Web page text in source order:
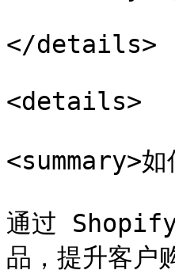
</details>
<details>
<summary>
通过
品，提升客户